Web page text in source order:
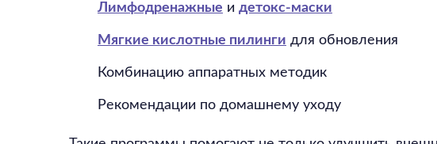
Лимфодренажные и детокс-маски
Мягкие кислотные пилинги для обновления
Комбинацию аппаратных методик
Рекомендации по домашнему уходу